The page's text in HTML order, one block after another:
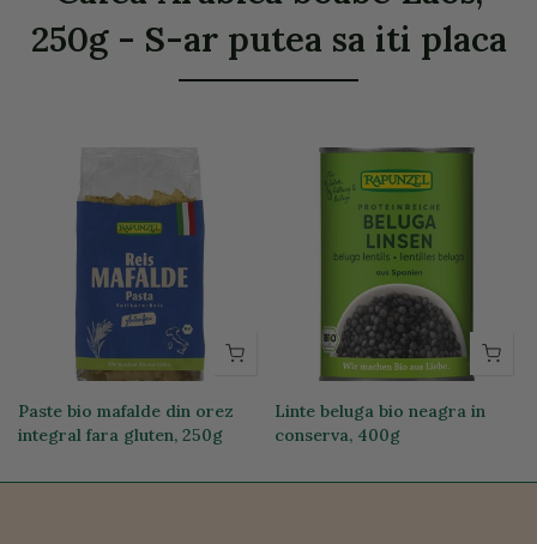
250g - S-ar putea sa iti placa
Paste bio mafalde din orez
integral fara gluten, 250g
Linte beluga bio neagra in
conserva, 400g